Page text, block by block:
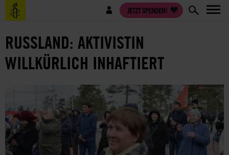
Direkt
zum
Benutzermenü JETZT SPENDEN!
RUSSLAND: AKTIVISTIN
WILLKÜRLICH INHAFTIERT